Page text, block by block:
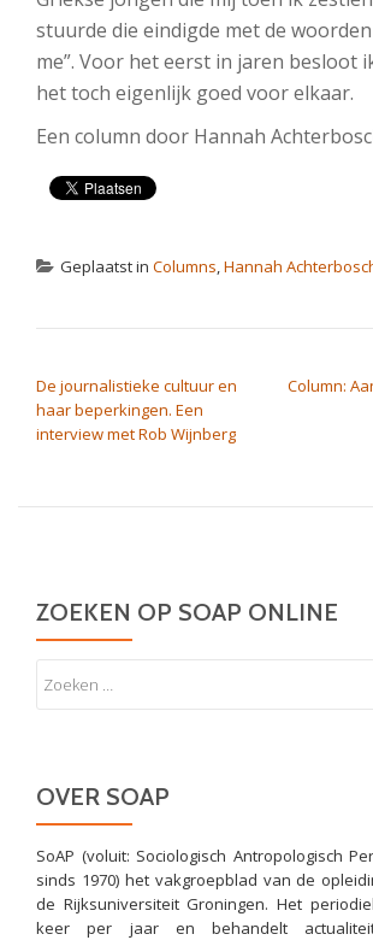
stuurde die eindigde met de
me”. Voor het eerst in jaren besloot
het toch eigenlijk goed voor elkaar.
Een column door Hannah
Geplaatst in Columns,Hannah
De journalistieke cultuur en
haar beperkingen. Een
interview met Rob Wijnberg
Column:
ZOEKEN OP SOAP ONLINE
OVER SOAP
SoAP (voluit: Sociologisch Antropologisch
sinds 1970) het vakgroepblad van de
de Rijksuniversiteit Groningen. Het
keer per jaar en behandelt